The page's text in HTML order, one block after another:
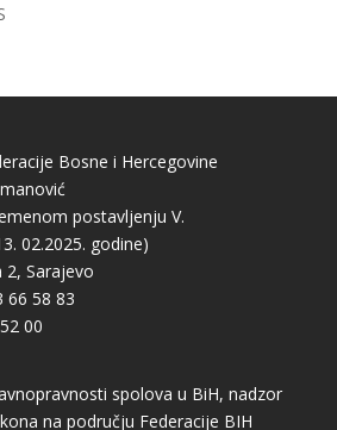
Bosne i Hercegovine
postavljenju V.
02.2025. godine)
2, Sarajevo
66 58 83
00
spolova u BiH, nadzor
na području Federacije BIH